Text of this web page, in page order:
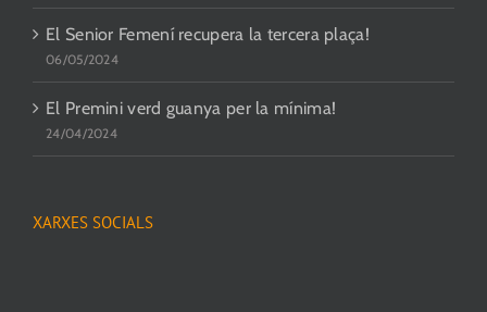
El Senior Femení recupera la tercera plaça!
06/05/2024
El Premini verd guanya per la mínima!
24/04/2024
XARXES SOCIALS